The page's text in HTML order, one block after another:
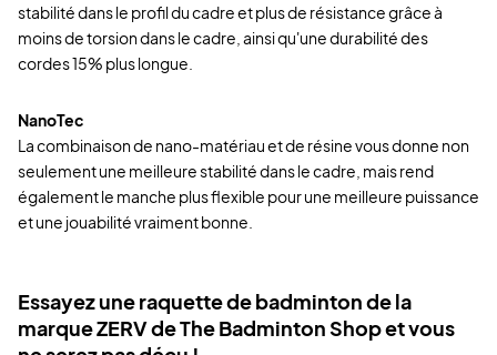
stabilité dans le profil du cadre et plus de résistance grâce à
moins de torsion dans le cadre, ainsi qu'une durabilité des
cordes 15% plus longue.
NanoTec
La combinaison de nano-matériau et de résine vous donne non
seulement une meilleure stabilité dans le cadre, mais rend
également le manche plus flexible pour une meilleure puissance
et une jouabilité vraiment bonne.
Essayez une raquette de badminton de la
marque ZERV de The Badminton Shop et vous